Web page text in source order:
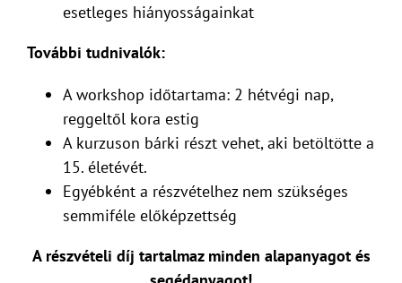
esetleges hiányosságainkat
További tudnivalók:
A workshop időtartama: 2 hétvégi nap,
reggeltől kora estig
A kurzuson bárki részt vehet, aki betöltötte a
15. életévét.
Egyébként a részvételhez nem szükséges
semmiféle előképzettség
A részvételi díj tartalmaz minden alapanyagot és